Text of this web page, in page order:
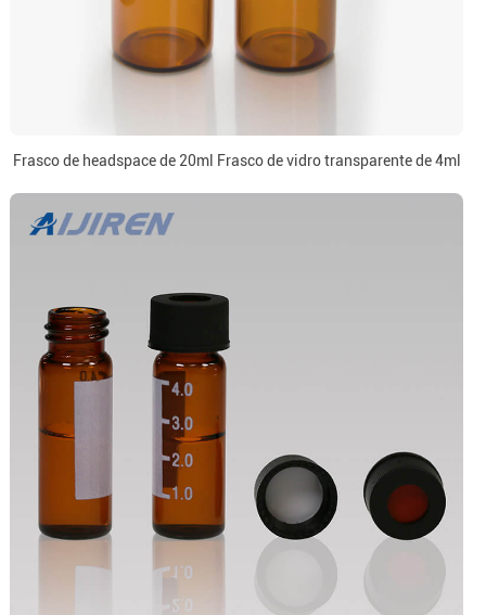
Frasco de headspace de 20ml Frasco de vidro transparente de 4ml